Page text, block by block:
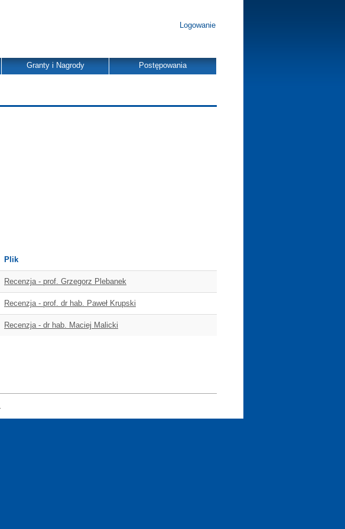
Logowanie
Granty i Nagrody Postępowania
Plik
Recenzja - prof. Grzegorz Plebanek
Recenzja - prof. dr hab. Paweł Krupski
Recenzja - dr hab. Maciej Malicki